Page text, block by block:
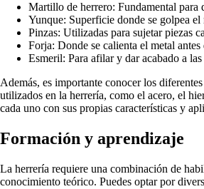
Martillo de herrero: Fundamental para
Yunque: Superficie donde se golpea el
Pinzas: Utilizadas para sujetar piezas
Forja: Donde se calienta el metal antes
Esmeril: Para afilar y dar acabado a
Además, es importante conocer los
utilizados en la herrería, como el acero, el
cada uno con sus propias características y
Formación y aprendizaje
La herrería requiere una combinación de
conocimiento teórico. Puedes optar por